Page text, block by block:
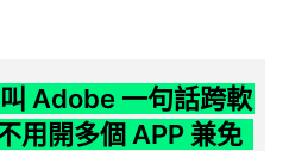
Adobe 一句話跨軟
用開多個 APP 兼免